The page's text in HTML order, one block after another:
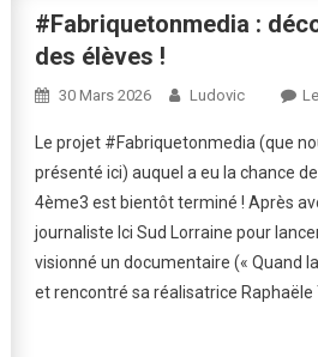
#Fabriquetonmedia :
des élèves !
30 Mars 2026 Ludovic
Le projet #Fabriquetonmedia (que
présenté ici) auquel a eu la chance
4ème3 est bientôt terminé ! Après
journaliste Ici Sud Lorraine pour
visionné un documentaire (« Quand
et rencontré sa réalisatrice Raphaële